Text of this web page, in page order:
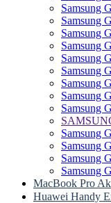
Samsung
Samsung
Samsung
Samsung
Samsung
Samsung
Samsung
Samsung
Samsung
Samsung
Samsung
Samsung
Samsung
MacBook Pro
Huawei Handy